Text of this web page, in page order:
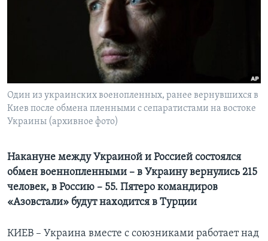
Языки
Один из украинских военопленных, ранее вернувшихся в
Киев после обмена пленными с сепаратистами на востоке
Украины (архивное фото)
Накануне между Украиной и Россией состоялся
обмен военнопленными – в Украину вернулись 215
человек, в Россию – 55. Пятеро командиров
«Азовстали» будут находится в Турции
КИЕВ – Украина вместе с союзниками работает над